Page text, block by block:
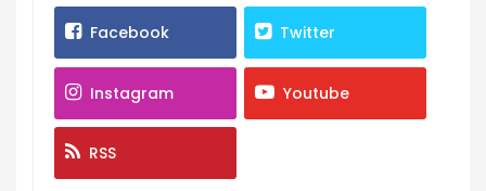
Facebook Twitter
Instagram Youtube
RSS